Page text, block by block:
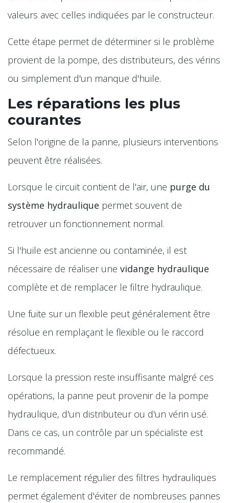
valeurs avec celles indiquées par le constructeur.
Cette étape permet de déterminer si le problème
provient de la pompe, des distributeurs, des vérins
ou simplement d'un manque d'huile.
Les réparations les plus
courantes
Selon l'origine de la panne, plusieurs interventions
peuvent être réalisées.
Lorsque le circuit contient de l'air, une purge du
système hydraulique permet souvent de
retrouver un fonctionnement normal.
Si l'huile est ancienne ou contaminée, il est
nécessaire de réaliser une vidange hydraulique
complète et de remplacer le filtre hydraulique.
Une fuite sur un flexible peut généralement être
résolue en remplaçant le flexible ou le raccord
défectueux.
Lorsque la pression reste insuffisante malgré ces
opérations, la panne peut provenir de la pompe
hydraulique, d'un distributeur ou d'un vérin usé.
Dans ce cas, un contrôle par un spécialiste est
recommandé.
Le remplacement régulier des filtres hydrauliques
permet également d'éviter de nombreuses pannes